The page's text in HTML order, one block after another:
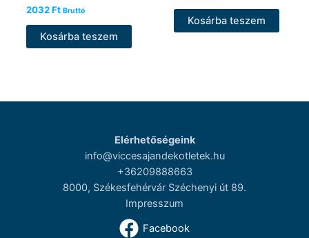
2032Ft Bruttó
Kosárba teszem
Kosárba teszem
Elérhetőségeink
info@viccesajandekotletek.hu
+36209888663
8000, Székesfehérvár Széchenyi út 89.
Impresszum
Facebook